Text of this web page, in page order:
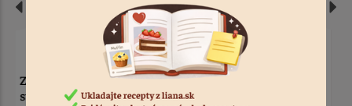
Zápich - Happy Birthday
modrá mašľa
Zápich - Happy Birthday,